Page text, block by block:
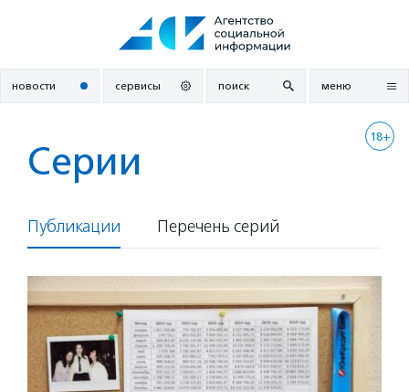
новости сервисы поиск меню
18+
Серии
Публикации Перечень серий